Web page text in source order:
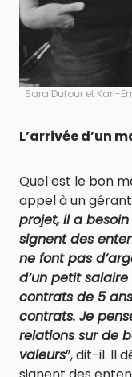
Sara Dufour et Karl-
L’arrivée d’un
Quel est le bon
appel à un
projet, il a
signent des
ne font pas
d’un petit
contrats de 5
contrats. Je
relations sur de
valeurs”, dit-il. Il